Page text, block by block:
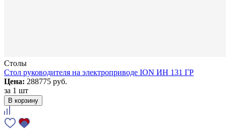
Столы
Стол руководителя на электроприводе ION ИН 131 ГР
Цена: 288775 руб.
за 1 шт
В корзину